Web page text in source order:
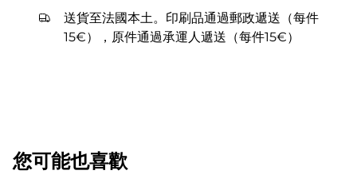
送貨至法國本土。印刷品通過郵政遞送（每件
15€），原件通過承運人遞送（每件15€）
您可能也喜歡